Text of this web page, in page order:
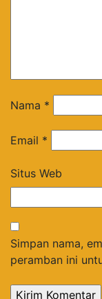
Nama *
Email *
Situs Web
Simpan nama,
peramban ini